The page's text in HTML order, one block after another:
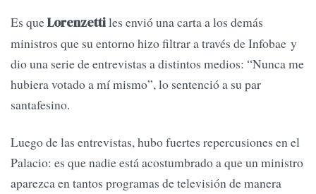
Es queLorenzettiles envió una carta a los demás
ministros que su entorno hizo filtrar a través de Infobae y
dio una serie de entrevistas a distintos medios: “Nunca me
hubiera votado a mí mismo”, lo sentenció a su par
santafesino.
Luego de las entrevistas, hubo fuertes repercusiones en el
Palacio: es que nadie está acostumbrado a que un ministro
aparezca en tantos programas de televisión de manera